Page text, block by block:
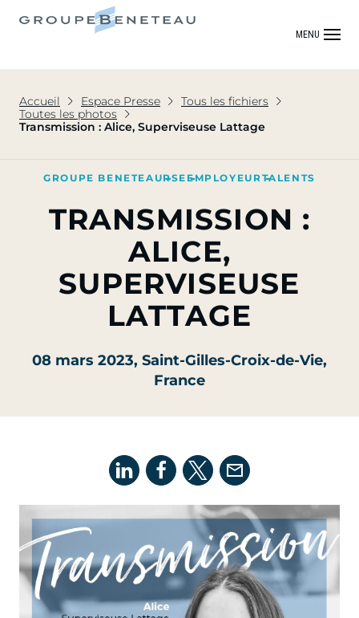
MENU
Accueil Espace Presse
Tous les fichiers
Toutes les photos
Transmission : Alice, Superviseuse Lattage
GROUPE BENETEAURSE EMPLOYEURTALENTS
TRANSMISSION :
ALICE,
SUPERVISEUSE
LATTAGE
08 mars 2023, Saint-Gilles-Croix-de-Vie,
France